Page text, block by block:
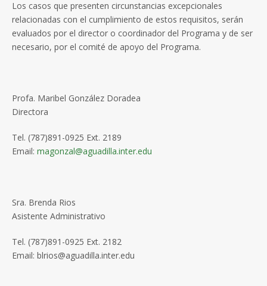
Los casos que presenten circunstancias excepcionales
relacionadas con el cumplimiento de estos requisitos, serán
evaluados por el director o coordinador del Programa y de ser
necesario, por el comité de apoyo del Programa.
Profa. Maribel González Doradea
Directora
Tel. (787)891-0925 Ext. 2189
Email: magonzal@aguadilla.inter.edu
Sra. Brenda Rios
Asistente Administrativo
Tel. (787)891-0925 Ext. 2182
Email: blrios@aguadilla.inter.edu